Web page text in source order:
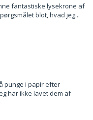
fantastiske lysekrone af
blot, hvad jeg...
punge i papir efter
har ikke lavet dem af